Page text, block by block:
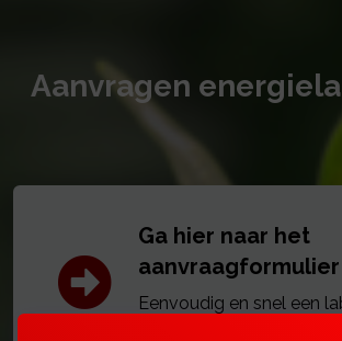
Aanvragen
Ga hier naar het
aanvraagformulier
Eenvoudig en snel een